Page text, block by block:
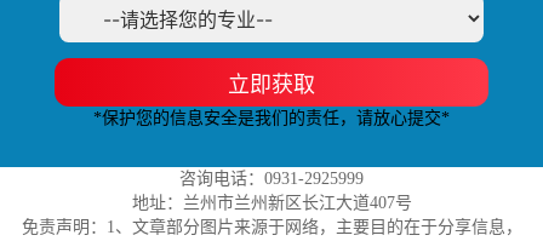
立即获取
*保护您的信息安全是我们的责任，请放心提交*
咨询电话：0931-2925999
地址：兰州市兰州新区长江大道407号
免责声明：1、文章部分图片来源于网络，主要目的在于分享信息，